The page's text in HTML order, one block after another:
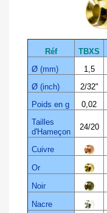
Réf TBXS
Ø (mm)
1,5
Ø (inch)
2/32"
Poids en g
0,02
Tailles
d'Hameçon
24/20
Cuivre
Or
Noir
Nacre